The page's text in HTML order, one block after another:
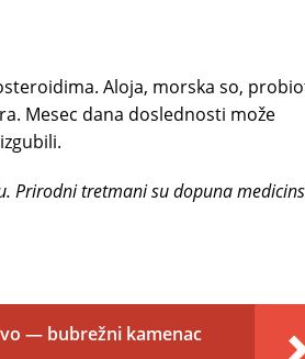
Aloja, morska so,
Mesec dana doslednosti može
Prirodni tretmani su dopuna
— bubrežni kamenac